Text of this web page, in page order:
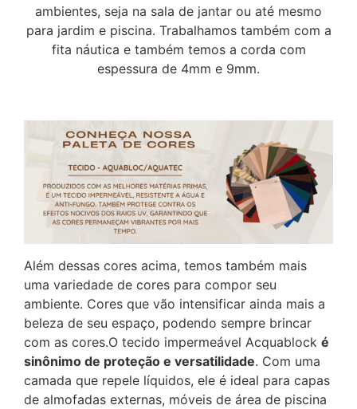
ambientes, seja na sala de jantar ou até mesmo
para jardim e piscina. Trabalhamos também com a
fita náutica e também temos a corda com
espessura de 4mm e 9mm.
Além dessas cores acima, temos também mais
uma variedade de cores para compor seu
ambiente. Cores que vão intensificar ainda mais a
beleza de seu espaço, podendo sempre brincar
com as cores.O tecido impermeável Acquablock é
sinônimo de proteção e versatilidade. Com uma
camada que repele líquidos, ele é ideal para capas
de almofadas externas, móveis de área de piscina
Telefone
(37) 99863-0914
Whatsapp
Email
contato@lunnamoveis.com.br
Horário de Atendimento
Seg. à Sex. 08h às 18h
Menu
Sobre Nós
Catálogo
Meus Emails
Painel Administrativo